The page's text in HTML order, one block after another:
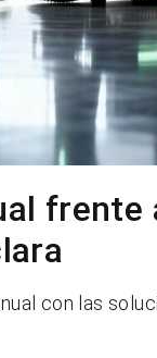
frente
con las